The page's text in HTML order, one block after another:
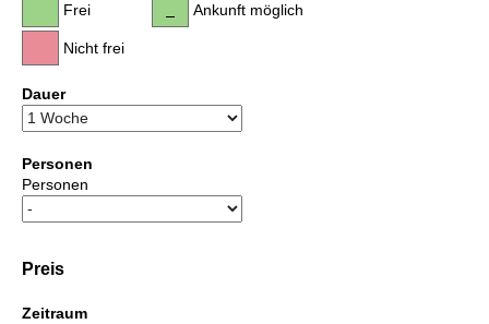
Frei
Nicht frei
Ankunft möglich
Dauer
Personen
Personen
Preis
Zeitraum